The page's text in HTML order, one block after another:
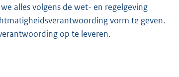
alles volgens de wet- en regelgeving
vorm te geven.
op te leveren.